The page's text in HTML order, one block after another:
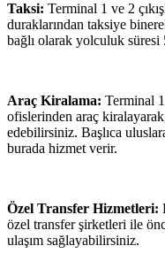
Taksi: Terminal 1 ve 2
duraklarından taksiye
bağlı olarak yolculuk süresi
Araç Kiralama: Terminal
ofislerinden araç
edebilirsiniz. Başlıca
burada hizmet verir.
Özel Transfer Hizmetleri:
özel transfer şirketleri ile
ulaşım sağlayabilirsiniz.